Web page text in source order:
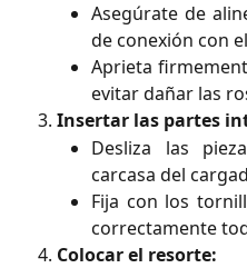
Asegúrate de
de conexión con
Aprieta
evitar dañar las
Insertar las partes
Desliza las
carcasa del
Fija con los
correctamente
Colocar el resorte: